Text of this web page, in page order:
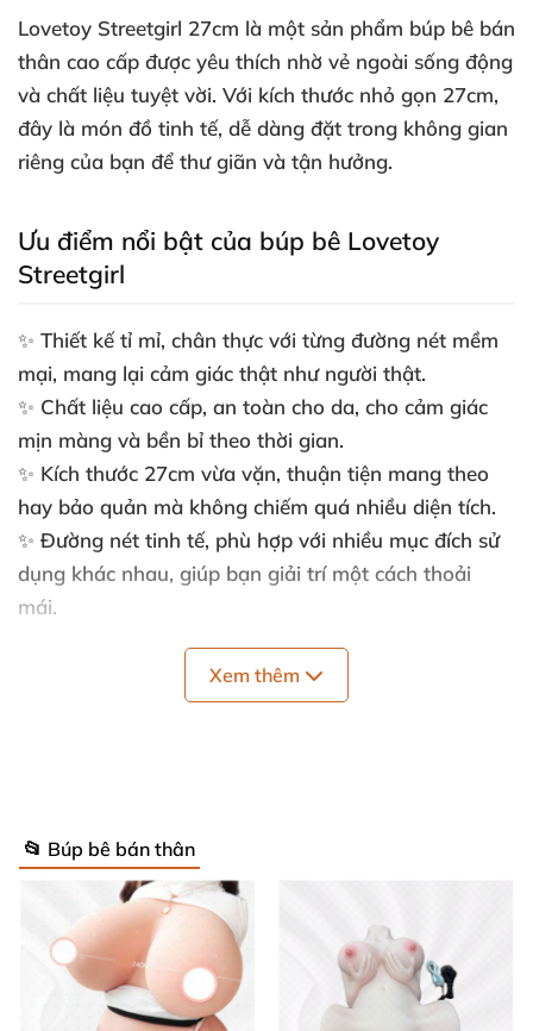
Lovetoy Streetgirl 27cm là một sản phẩm búp bê bán
thân cao cấp được yêu thích nhờ vẻ ngoài sống động
và chất liệu tuyệt vời. Với kích thước nhỏ gọn 27cm,
đây là món đồ tinh tế, dễ dàng đặt trong không gian
riêng của bạn để thư giãn và tận hưởng.
Ưu điểm nổi bật của búp bê Lovetoy
Streetgirl
✨ Thiết kế tỉ mỉ, chân thực với từng đường nét mềm
mại, mang lại cảm giác thật như người thật.
✨ Chất liệu cao cấp, an toàn cho da, cho cảm giác
mịn màng và bền bỉ theo thời gian.
✨ Kích thước 27cm vừa vặn, thuận tiện mang theo
hay bảo quản mà không chiếm quá nhiều diện tích.
✨ Đường nét tinh tế, phù hợp với nhiều mục đích sử
dụng khác nhau, giúp bạn giải trí một cách thoải
mái.
Thông số sản phẩm chi tiết
ứng da
Màu sắc: Tự nhiên, sắc nét, giữ được độ bền lâu
dài
Thiết kế: Tiêu chuẩn bán thân với hình dáng
Xem thêm
📂 Búp bê bán thân